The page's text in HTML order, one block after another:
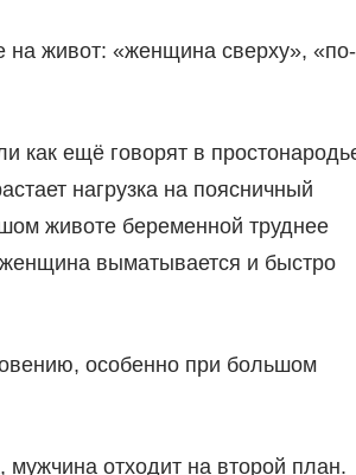
на живот: «женщина сверху», «по-
как ещё говорят в
нагрузка на поясничный
животе беременной труднее
женщина выматывается и быстро
особенно при большом
отходит на второй план.